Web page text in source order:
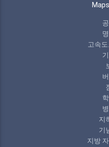
고속
지
기
지방